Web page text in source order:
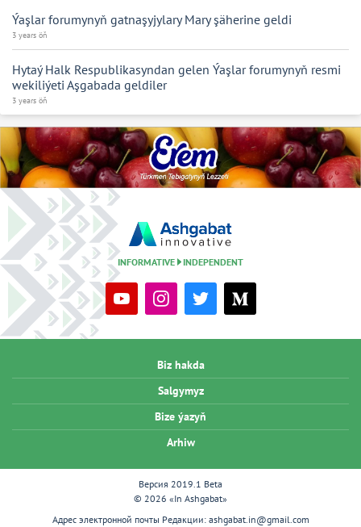
Ýaşlar forumynyň gatnaşyjylary Mary şäherine geldi
3 years öň
Hytaý Halk Respublikasyndan gelen Ýaşlar forumynyň resmi
wekiliýeti Aşgabada geldiler
3 years öň
INFORMATIVE INDEPENDENT
Biz hakda
Salgymyz
Bize ýazyň
Arhiw
Версия 2019.1 Beta
© 2026 «In Ashgabat»
Адрес электронной почты Редакции: ashgabat.in@gmail.com